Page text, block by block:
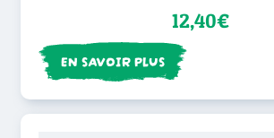
12,40€
EN SAVOIR PLUS